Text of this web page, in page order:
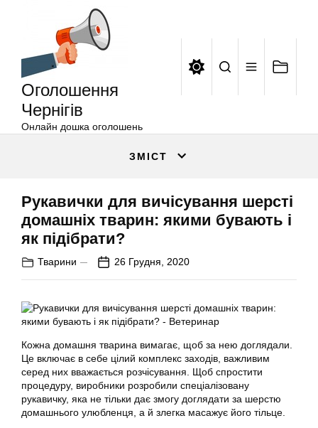
Оголошення
Чернігів
Онлайн дошка оголошень
ЗМІСТ
Рукавички для вичісування шерсті
домашніх тварин: якими бувають і
як підібрати?
Тварини 26 Грудня, 2020
Кожна домашня тварина вимагає, щоб за нею доглядали.
Це включає в себе цілий комплекс заходів, важливим
серед них вважається розчісування. Щоб спростити
процедуру, виробники розробили спеціалізовану
рукавичку, яка не тільки дає змогу доглядати за шерстю
домашнього улюбленця, а й злегка масажує його тільце.